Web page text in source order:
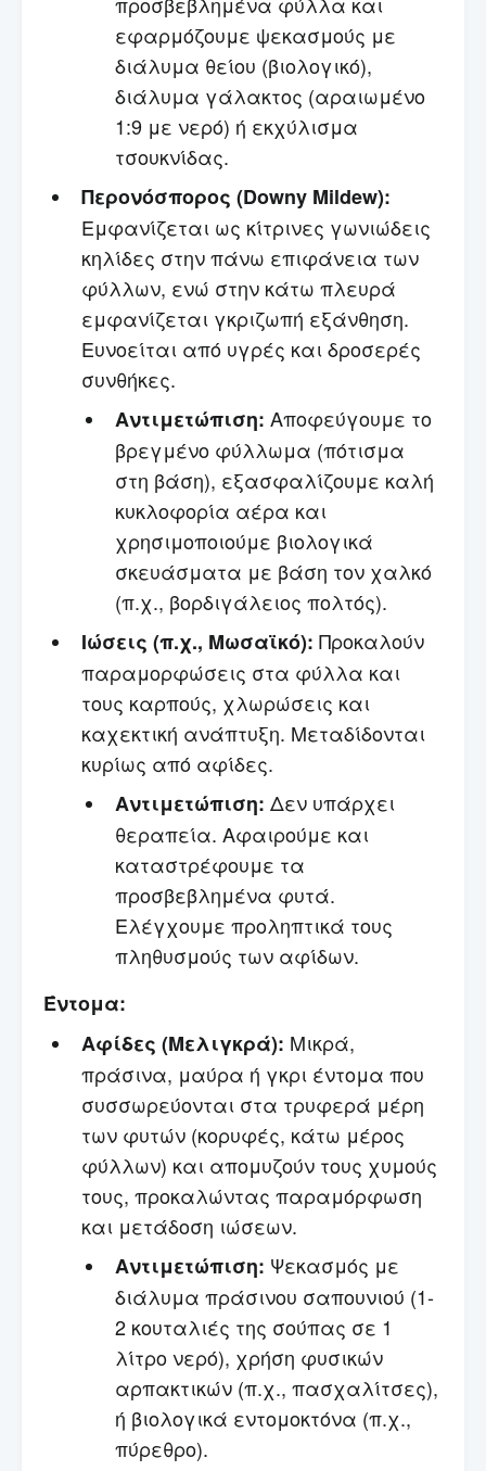
εφαρμόζουμε ψεκασμούς με
διάλυμα θείου (βιολογικό),
διάλυμα γάλακτος (αραιωμένο
1:9 με νερό) ή εκχύλισμα
τσουκνίδας.
Περονόσπορος (Downy Mildew):
Εμφανίζεται ως κίτρινες γωνιώδεις
κηλίδες στην πάνω επιφάνεια των
φύλλων, ενώ στην κάτω πλευρά
εμφανίζεται γκριζωπή εξάνθηση.
Ευνοείται από υγρές και δροσερές
συνθήκες.
Αντιμετώπιση: Αποφεύγουμε το
βρεγμένο φύλλωμα (πότισμα
στη βάση), εξασφαλίζουμε καλή
κυκλοφορία αέρα και
χρησιμοποιούμε βιολογικά
σκευάσματα με βάση τον χαλκό
(π.χ., βορδιγάλειος πολτός).
Ιώσεις (π.χ., Μωσαϊκό): Προκαλούν
παραμορφώσεις στα φύλλα και
τους καρπούς, χλωρώσεις και
καχεκτική ανάπτυξη. Μεταδίδονται
κυρίως από αφίδες.
Αντιμετώπιση: Δεν υπάρχει
θεραπεία. Αφαιρούμε και
καταστρέφουμε τα
προσβεβλημένα φυτά.
Ελέγχουμε προληπτικά τους
πληθυσμούς των αφίδων.
Έντομα:
Αφίδες (Μελιγκρά): Μικρά,
πράσινα, μαύρα ή γκρι έντομα που
συσσωρεύονται στα τρυφερά μέρη
των φυτών (κορυφές, κάτω μέρος
φύλλων) και απομυζούν τους χυμούς
τους, προκαλώντας παραμόρφωση
και μετάδοση ιώσεων.
Αντιμετώπιση: Ψεκασμός με
διάλυμα πράσινου σαπουνιού (1-
2 κουταλιές της σούπας σε 1
λίτρο νερό), χρήση φυσικών
αρπακτικών (π.χ., πασχαλίτσες),
ή βιολογικά εντομοκτόνα (π.χ.,
πύρεθρο).